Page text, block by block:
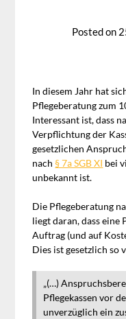
Posted on
In diesem Jahr hat
Pflegeberatung zum
Interessant ist, dass
Verpflichtung der
gesetzlichen
nach§ 7a SGB XI bei
unbekannt ist.
Die Pflegeberatung
liegt daran, dass eine
Auftrag (und auf
Dies ist gesetzlich so
„(…)
Pflegekassen vor
unverzüglich ein